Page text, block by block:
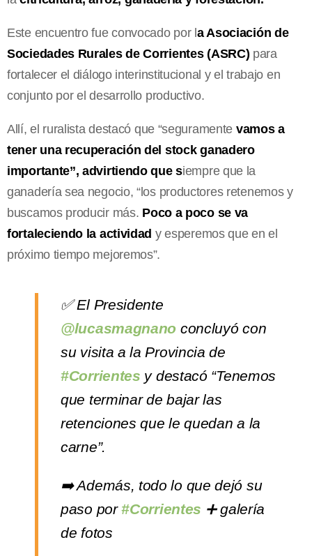
Este encuentro fue convocado por l a Asociación de
Sociedades Rurales de Corrientes (ASRC) para
fortalecer el diálogo interinstitucional y el trabajo en
conjunto por el desarrollo productivo.
Allí, el ruralista destacó que “seguramente vamos a
tener una recuperación del stock ganadero
importante”, advirtiendo que siempre que la
ganadería sea negocio, “los productores retenemos y
buscamos producir más. Poco a poco se va
fortaleciendo la actividad y esperemos que en el
próximo tiempo mejoremos”.
✅ El Presidente
@lucasmagnano concluyó con
su visita a la Provincia de
#Corrientes y destacó “Tenemos
que terminar de bajar las
retenciones que le quedan a la
carne”.
➡️ Además, todo lo que dejó su
paso por#Corrientes ➕ galería
de fotos